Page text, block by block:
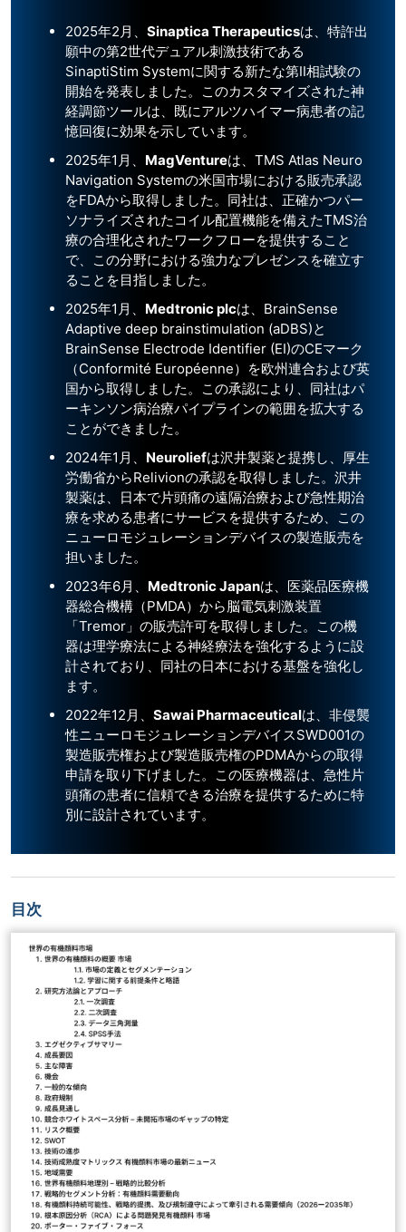
2025年2月、 Sinaptica Therapeuticsは、特許出
願中の第2世代デュアル刺激技術である
SinaptiStim Systemに関する新たな第II相試験の
開始を発表しました。このカスタマイズされた神
経調節ツールは、既にアルツハイマー病患者の記
憶回復に効果を示しています。
2025年1月、 MagVentureは、TMS Atlas Neuro
Navigation Systemの米国市場における販売承認
をFDAから取得しました。同社は、正確かつパー
ソナライズされたコイル配置機能を備えたTMS治
療の合理化されたワークフローを提供すること
で、この分野における強力なプレゼンスを確立す
ることを目指しました。
2025年1月、 Medtronic plcは、BrainSense
Adaptive deep brainstimulation (aDBS)と
BrainSense Electrode Identifier (EI)のCEマーク
（Conformité Européenne）を欧州連合および英
国から取得しました。この承認により、同社はパ
ーキンソン病治療パイプラインの範囲を拡大する
ことができました。
2024年1月、 Neuroliefは沢井製薬と提携し、厚生
労働省からRelivionの承認を取得しました。沢井
製薬は、日本で片頭痛の遠隔治療および急性期治
療を求める患者にサービスを提供するため、この
ニューロモジュレーションデバイスの製造販売を
担いました。
2023年6月、 Medtronic Japanは、医薬品医療機
器総合機構（PMDA）から脳電気刺激装置
「Tremor」の販売許可を取得しました。この機
器は理学療法による神経療法を強化するように設
計されており、同社の日本における基盤を強化し
ます。
2022年12月、 Sawai Pharmaceuticalは、非侵襲
性ニューロモジュレーションデバイスSWD001の
製造販売権および製造販売権のPDMAからの取得
申請を取り下げました。この医療機器は、急性片
頭痛の患者に信頼できる治療を提供するために特
別に設計されています。
目次